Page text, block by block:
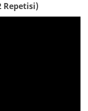
Repetisi)